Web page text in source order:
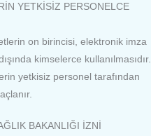
YETKİSİZ PERSONELCE
on birincisi, elektronik imza
kimselerce kullanılmasıdır.
yetkisiz personel tarafından
BAKANLIĞI İZNİ